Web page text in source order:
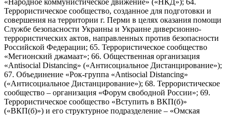
Террористическое сообщество, созданное для подготовки и
совершения на территории г. Перми в целях оказания помощи
Службе безопасности Украины и Украине диверсионно-
террористических актов, направленных против безопасности
Российской Федерации; 65. Террористическое сообщество
«Мегионский джамаат»; 66. Общественная организация
«Antisocial Distancing» («Антисоциальное Дистанцирование»);
67. Объединение «Рок-группа «Antisocial Distancing»
(«Антисоциальное Дистанцирование»); 68. Террористическое
сообщество – организация «Форум свободной России»; 69.
Террористическое сообщество «Вступить в ВКП(б)»
(«ВКП(б)») и его структурное подразделение – «Омская